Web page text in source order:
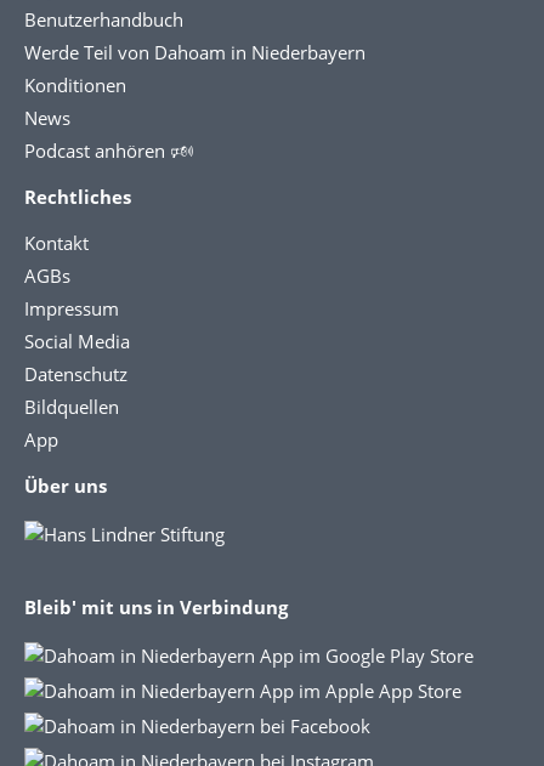
Benutzerhandbuch
Werde Teil von Dahoam in Niederbayern
Konditionen
News
Podcast anhören 🕬
Rechtliches
Kontakt
AGBs
Impressum
Social Media
Datenschutz
Bildquellen
App
Über uns
Bleib' mit uns in Verbindung